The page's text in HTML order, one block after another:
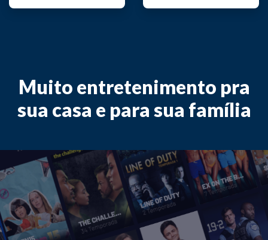
Muito entretenimento pra
sua casa e para sua família